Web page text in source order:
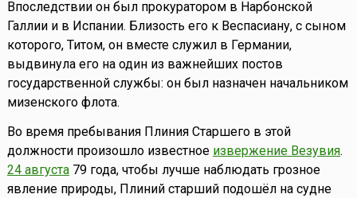
Впоследствии он был прокуратором в Нарбонской
Галлии и в Испании. Близость его к Веспасиану, с сыном
которого, Титом, он вместе служил в Германии,
выдвинула его на один из важнейших постов
государственной службы: он был назначен начальником
мизенского флота.
Во время пребывания Плиния Старшего в этой
должности произошло известное извержение Везувия.
24 августа79 года, чтобы лучше наблюдать грозное
явление природы, Плиний старший подошёл на судне